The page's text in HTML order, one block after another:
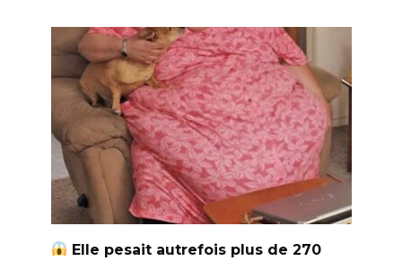
Elle pesait autrefois plus de 270